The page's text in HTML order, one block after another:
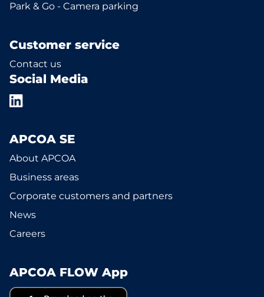
Park & Go - Camera parking
Customer service
Contact us
Social Media
APCOA SE
About APCOA
Business areas
Corporate customers and partners
News
Careers
APCOA FLOW App